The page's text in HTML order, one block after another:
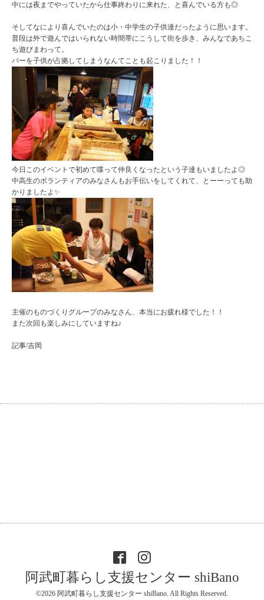
中には夜までやっていたから仕事終わりに来れた、と喜んでいる方も◎
そしてなにより喜んでいたのは小・中学生の子供達だったように思います。
普段は外で遊んではいられない時間帯にこうして街を歩き、みんなであちこ
ち遊びまわって。
バーを子供が占拠してしまうなんてことも起こりました！！
今日このイベントで初めて喋って仲良くなったという子達もいましたよ◎
中高生のボランティアのみなさんもお手伝いをしてくれて、とーーっても助
かりましたよ✨
主催のものづくりグループのみなさん、本当にお疲れ様でした！！
また次回も楽しみにしていますね♪
記事/吉岡
阿武町暮らし支援センター shiBano
©2026 阿武町暮らし支援センター shiBano. All Rights Reserved.